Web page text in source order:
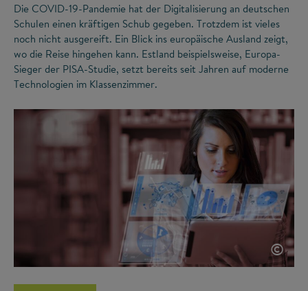
Die COVID-19-Pandemie hat der Digitalisierung an deutschen
Schulen einen kräftigen Schub gegeben. Trotzdem ist vieles
noch nicht ausgereift. Ein Blick ins europäische Ausland zeigt,
wo die Reise hingehen kann. Estland beispielsweise, Europa-
Sieger der PISA-Studie, setzt bereits seit Jahren auf moderne
Technologien im Klassenzimmer.
©